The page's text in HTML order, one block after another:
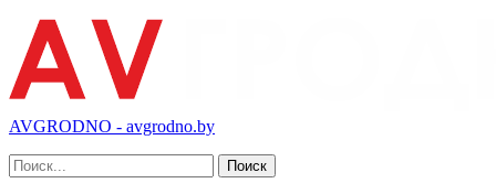
AVGRODNO - avgrodno.by